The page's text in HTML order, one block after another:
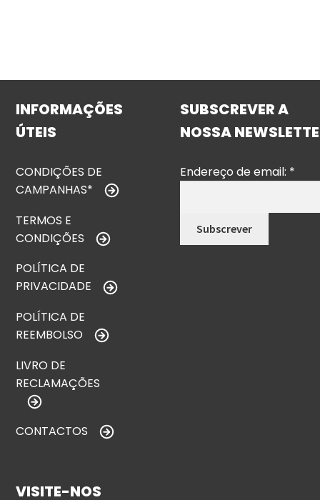
INFORMAÇÕES
ÚTEIS
CONDIÇÕES DE
CAMPANHAS*
TERMOS E
CONDIÇÕES
POLÍTICA DE
PRIVACIDADE
POLÍTICA DE
REEMBOLSO
LIVRO DE
RECLAMAÇÕES
CONTACTOS
SUBSCREVER A
NOSSA
Endereço de email: *
VISITE-NOS